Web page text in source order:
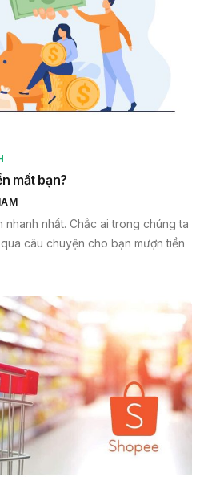
mất bạn?
nhanh nhất. Chắc ai trong chúng ta
câu chuyện cho bạn mượn tiền